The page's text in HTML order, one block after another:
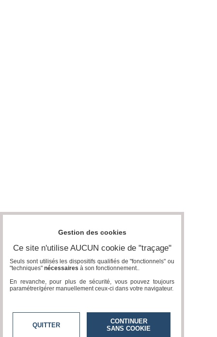
Gestion des cookies
Ce site n'utilise AUCUN cookie de "traçage"
Seuls sont utilisés les dispositifs qualifiés de "fonctionnels" ou
"techniques" nécessaires à son fonctionnement..
En revanche, pour plus de sécurité, vous pouvez toujours
paramétrer/gérer manuellement ceux-ci dans votre navigateur.
QUITTER
CONTINUER
SANS COOKIE